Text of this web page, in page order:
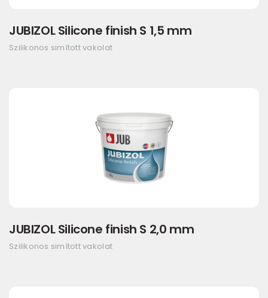
JUBIZOL Silicone finish S 1,5 mm
Szilikonos simított vakolat
JUBIZOL Silicone finish S 2,0 mm
Szilikonos simított vakolat